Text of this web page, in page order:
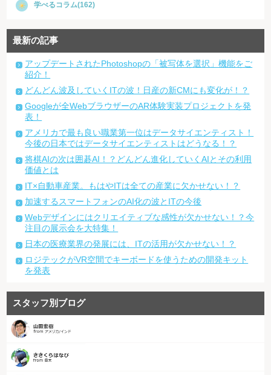
学べるコラム(162)
最新の記事
アップデートされたPhotoshopの「被写体を選択」機能をご
紹介！
どんどん波及していくITの波！日産の新CMにも変化が！？
Googleが全WebブラウザーのAR体験実装プロジェクトを発
表！
アメリカで最も良い職業第一位はデータサイエンティスト！
今後の日本ではデータサイエンティストはどうなる！？
将棋AIの次は囲碁AI！？どんどん進化していくAIとその利用
価値とは
IT×自動車産業。もはやITは全ての産業に欠かせない！？
加速するスマートフォンのAI化の波とITの今後
Webデザインにはクリエイティブな感性が欠かせない！？今
注目の展示会を大特集！
日本の医療業界の発展には、ITの活用が欠かせない！？
ロジテックがVR空間でキーボードを使うための開発キット
を発表
スタッフ別ブログ